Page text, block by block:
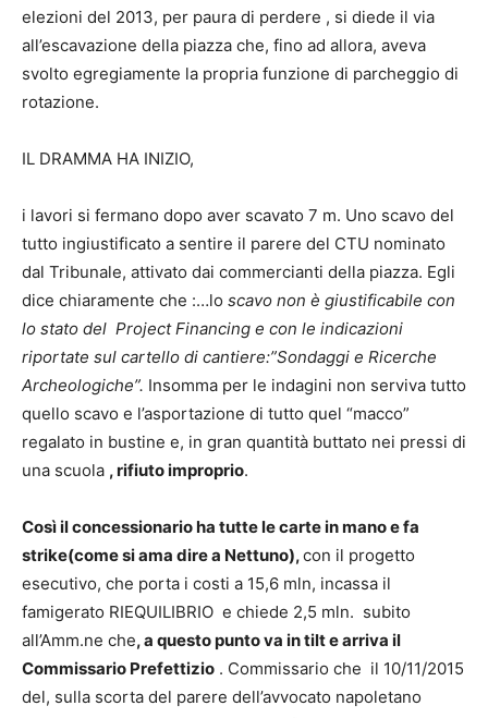
elezioni del 2013, per paura di perdere , si diede il via
all’escavazione della piazza che, fino ad allora, aveva
svolto egregiamente la propria funzione di parcheggio di
rotazione.
IL DRAMMA HA INIZIO,
i lavori si fermano dopo aver scavato 7 m. Uno scavo del
tutto ingiustificato a sentire il parere del CTU nominato
dal Tribunale, attivato dai commercianti della piazza. Egli
dice chiaramente che :…lo scavo non è giustificabile con
lo stato del Project Financing e con le indicazioni
riportate sul cartello di cantiere:”Sondaggi e Ricerche
Archeologiche”. Insomma per le indagini non serviva tutto
quello scavo e l’asportazione di tutto quel “macco”
regalato in bustine e, in gran quantità buttato nei pressi di
una scuola , rifiuto improprio.
Così il concessionario ha tutte le carte in mano e fa
strike(come si ama dire a Nettuno),con il progetto
esecutivo, che porta i costi a 15,6 mln, incassa il
famigerato RIEQUILIBRIO e chiede 2,5 mln. subito
all’Amm.ne che, a questo punto va in tilt e arriva il
Commissario Prefettizio . Commissario che il 10/11/2015
del, sulla scorta del parere dell’avvocato napoletano